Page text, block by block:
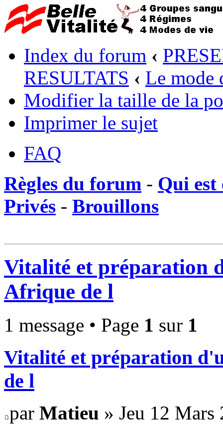
Index du forum ‹
RESULTATS ‹ Le mode
Modifier la taille de la
Imprimer le sujet
FAQ
Règles du forum - Qui est
Privés - Brouillons
Vitalité et préparation
Afrique de l
1 message • Page 1 sur 1
Vitalité et préparation
de l
par Matieu » Jeu 12 Mars